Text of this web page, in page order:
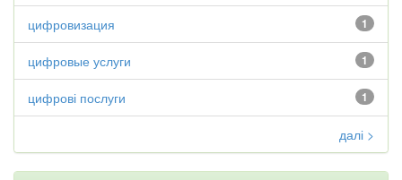
1
цифровизация
1
цифровые услуги
1
цифрові послуги
далі >